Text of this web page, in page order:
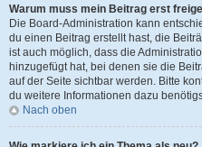
Warum muss mein Beitrag erst
Die Board-Administration kann
du einen Beitrag erstellt hast, die
ist auch möglich, dass die
hinzugefügt hat, bei denen sie die
auf der Seite sichtbar werden. Bitte
du weitere Informationen dazu
Nach oben